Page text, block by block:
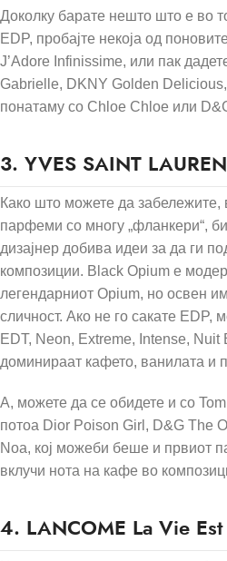
Доколку барате нешто што е во
EDP, пробајте некоја од
J’Adore Infinissime, или пак
Gabrielle, DKNY Golden
понатаму со Chloe Chloe или
3. YVES SAINT
Како што можете да
парфеми со многу „фланкери“,
дизајнер добива идеи за да ги
композиции. Black Opium е
легендарниот Opium, но освен
сличност. Ако не го сакате EDP,
EDT, Neon, Extreme, Intense,
доминираат кафето, ванилата и
А, можете да се обидете и со
потоа Dior Poison Girl, D&G The
Noa, кој можеби беше и првиот
вклучи нота на кафе во
4. LANCOME La Vie